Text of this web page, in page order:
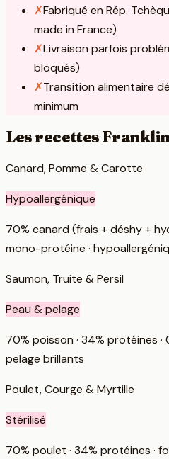
✗Fabriqué en Rép.
made in France)
✗Livraison parfois
bloqués)
✗Transition alimentaire
minimum
Les recettesFranklin
Canard, Pomme & Carotte
Hypoallergénique
70% canard (frais + déshy +
mono-protéine ·
Saumon, Truite & Persil
Peau & pelage
70% poisson · 34% protéines
pelage brillants
Poulet, Courge & Myrtille
Stérilisé
70% poulet · 34% protéines ·